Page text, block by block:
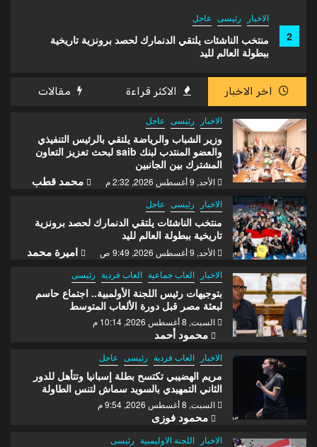
3
الاخبار العاب جماعية
بتوجيهات رئيس اللجنة الأولمبية.. اجتماع حاسم لبعثة مصر
قبل دورة الألعاب المتوسط
اخر الاخبار الاكثر قراءة مقالات
الاخبار رئيسى عاجل
وزير الشباب والرياضة يلتقي بالرئيس التنفيذي
والعضو المنتدب لبنك saib لبحث تعزيز التعاون
المشترك بين الجانبين
الأحد, 9 أغسطس 2026, 2:32 م محمد قطب
الاخبار رئيسى عاجل
منتخب الناشئات يلتقي الدنمارك لحصد برونزية
تاريخية ببطولة العالم لليد
الأحد, 9 أغسطس 2026, 9:49 ص اميرة محمد
الاخبار العاب جماعية العاب فردية رئيسى
بتوجيهات رئيس اللجنة الأولمبية.. اجتماع حاسم
لبعثة مصر قبل دورة الألعاب المتوسط
السبت, 8 أغسطس 2026, 10:14 م
محمود أحمد
الاخبار العاب فردية رئيسى عاجل
مريم الهضيبي تكتسح بطلة إسبانيا وتتأهل للدور
الثاني التمهيدي بالسويد سماش لتنس الطاولة
السبت, 8 أغسطس 2026, 9:54 م
محمود فوزى
الاخبار اللجنة الاوليمبية رئيسى